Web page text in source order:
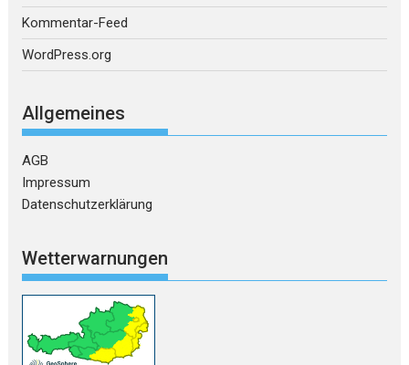
Kommentar-Feed
WordPress.org
Allgemeines
AGB
Impressum
Datenschutzerklärung
Wetterwarnungen